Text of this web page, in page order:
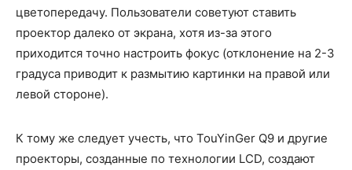
цветопередачу. Пользователи советуют ставить
проектор далеко от экрана, хотя из-за этого
приходится точно настроить фокус (отклонение на 2-3
градуса приводит к размытию картинки на правой или
левой стороне).
К тому же следует учесть, что TouYinGer Q9 и другие
проекторы, созданные по технологии LCD, создают